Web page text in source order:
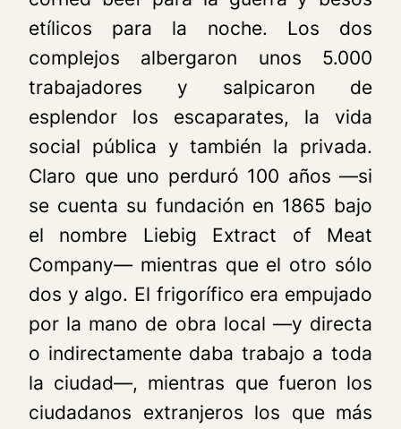
etílicos para la noche. Los dos
complejos albergaron unos 5.000
trabajadores y salpicaron de
esplendor los escaparates, la vida
social pública y también la privada.
Claro que uno perduró 100 años —si
se cuenta su fundación en 1865 bajo
el nombre Liebig Extract of Meat
Company— mientras que el otro sólo
dos y algo. El frigorífico era empujado
por la mano de obra local —y directa
o indirectamente daba trabajo a toda
la ciudad—, mientras que fueron los
ciudadanos extranjeros los que más